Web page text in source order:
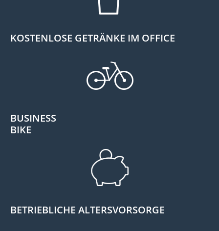
KOSTENLOSE GETRÄNKE IM OFFICE
BUSINESS
BIKE
BETRIEBLICHE ALTERSVORSORGE